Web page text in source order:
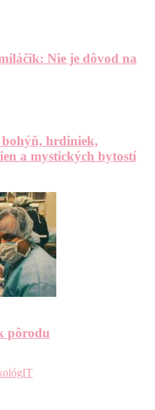
Nie je dôvod na
bohýň, hrdiniek,
a mystických bytostí
pôrodu
IT